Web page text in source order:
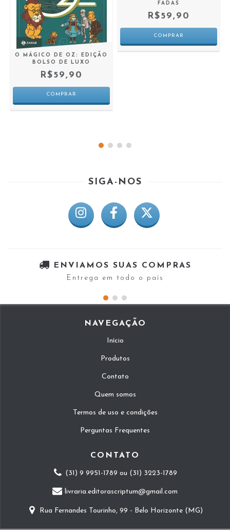
O MÁGICO DE OZ: EDIÇÃO
BOLSO DE LUXO
R$59,90
FADAS
R$59,90
SIGA-NOS
ENVIAMOS SUAS COMPRAS
Entrega em todo o país
NAVEGAÇÃO
Início
Produtos
Contato
Quem somos
Termos de uso e condições
Perguntas Frequentes
CONTATO
(31) 9 9951-1789 ou (31) 3223-1789
livraria.editorascriptum@gmail.com
Rua Fernandes Tourinho, 99 - Belo Horizonte (MG)